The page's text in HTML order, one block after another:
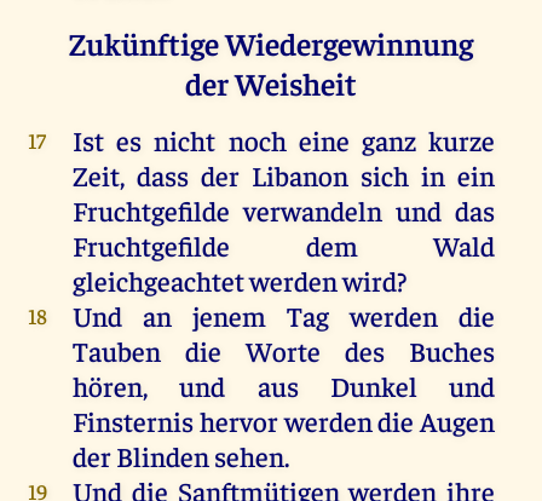
Zukünftige Wiedergewinnung
der Weisheit
17 Ist es nicht noch eine ganz kurze
Zeit, dass der Libanon sich in ein
Fruchtgefildeverwandeln und das
Fruchtgefilde dem
Wald
gleichgeachtetwerdenwird?
18 Und an jenem Tag werden die
Tauben
die Worte des
Buches
hören,und aus Dunkel
und
Finsternishervorwerdendie Augen
derBlindensehen.
19 Und die Sanftmütigenwerden ihre